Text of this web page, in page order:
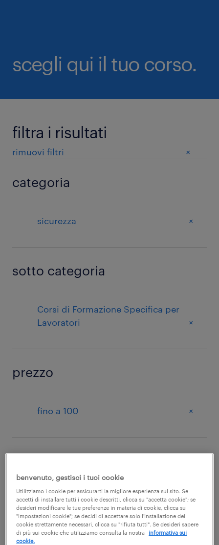
scegli qui il tuo corso.
filtra i risultati
rimuovi filtri +
categoria
sicurezza +
sotto categoria
Corsi di Formazione Specifica per
Lavoratori
+
prezzo
fino a 100 +
3-6 ore (14)
corso online - lavoratori -
benvenuto, gestisci i tuoi cookie
Utilizziamo i cookie per assicurarti la migliore esperienza sul sito. Se
accetti di installare tutti i cookie descritti, clicca su "accetta cookie"; se
desideri modificare le tue preferenze in materia di cookie, clicca su
"impostazioni cookie"; se decidi di accettare solo l'installazione dei
cookie strettamente necessari, clicca su "rifiuta tutti". Se desideri sapere
di più sui cookie che utilizziamo consulta la nostra
informativa sui
cookie.